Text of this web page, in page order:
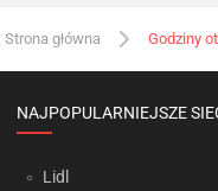
Strona główna Godziny
NAJPOPULARNIEJSZE
Lidl